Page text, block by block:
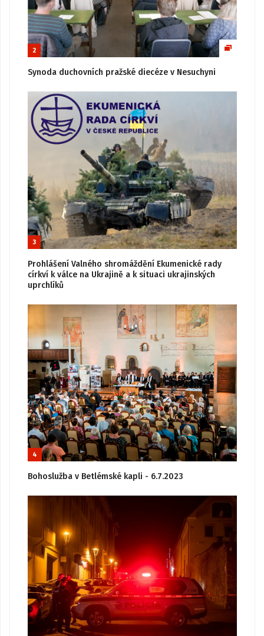
2
Synoda duchovních pražské diecéze v Nesuchyni
3
Prohlášení Valného shromáždění Ekumenické rady
církví k válce na Ukrajině a k situaci ukrajinských
uprchlíků
4
Bohoslužba v Betlémské kapli - 6.7.2023